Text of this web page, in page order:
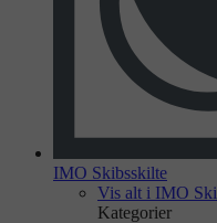
IMO Skibsskilte
Vis alt i IMO
Kategorier